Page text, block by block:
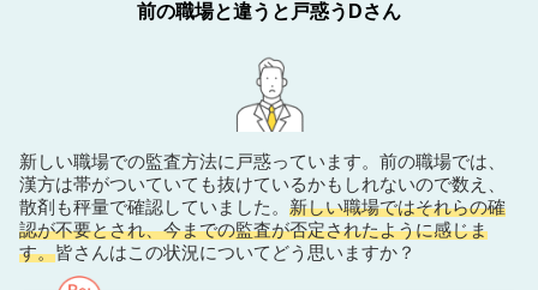
前の職場と違うと戸惑うDさん
新しい職場での監査方法に戸惑っています。前の職場では、
漢方は帯がついていても抜けているかもしれないので数え、
散剤も秤量で確認していました。 新しい職場ではそれらの確
認が不要とされ、今までの監査が否定されたように感じま
す。皆さんはこの状況についてどう思いますか？